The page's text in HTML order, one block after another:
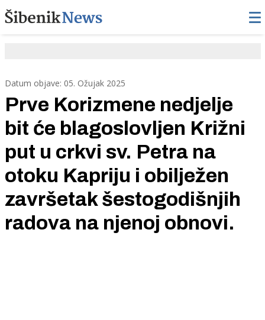
Datum objave: 05. Ožujak 2025
Prve Korizmene nedjelje
bit će blagoslovljen Križni
put u crkvi sv. Petra na
otoku Kapriju i obilježen
završetak šestogodišnjih
radova na njenoj obnovi.